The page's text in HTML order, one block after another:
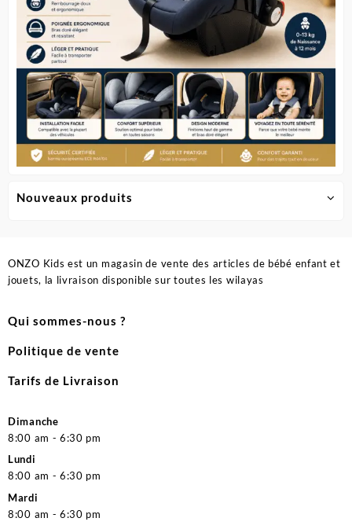
Nouveaux produits
ONZO Kids est un magasin de vente des articles de bébé enfant et
jouets, la livraison disponible sur toutes les wilayas
Qui sommes-nous ?
Politique de vente
Tarifs de Livraison
Dimanche
8:00 am - 6:30 pm
Lundi
8:00 am - 6:30 pm
Mardi
8:00 am - 6:30 pm